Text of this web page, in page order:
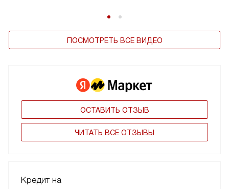
ПОСМОТРЕТЬ ВСЕ ВИДЕО
ОСТАВИТЬ ОТЗЫВ
ЧИТАТЬ ВСЕ ОТЗЫВЫ
Кредит на